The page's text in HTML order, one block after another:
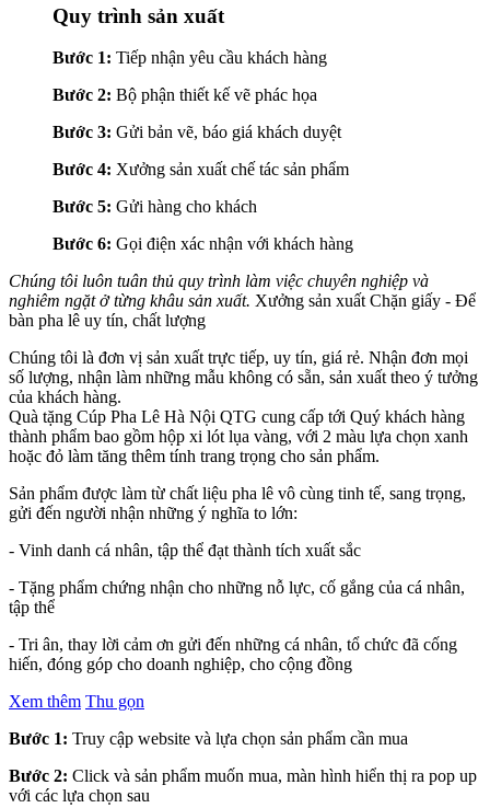
Quy trình sản xuất
Bước 1: Tiếp nhận yêu cầu khách hàng
Bước 2: Bộ phận thiết kế vẽ phác họa
Bước 3: Gửi bản vẽ, báo giá khách duyệt
Bước 4: Xưởng sản xuất chế tác sản phẩm
Bước 5: Gửi hàng cho khách
Bước 6: Gọi điện xác nhận với khách hàng
Chúng tôi luôn tuân thủ quy trình làm việc chuyên nghiệp và
nghiêm ngặt ở từng khâu sản xuất. Xưởng sản xuất Chặn giấy - Để
bàn pha lê uy tín, chất lượng
Chúng tôi là đơn vị sản xuất trực tiếp, uy tín, giá rẻ. Nhận đơn mọi
số lượng, nhận làm những mẫu không có sẵn, sản xuất theo ý tưởng
của khách hàng.
Quà tặng Cúp Pha Lê Hà Nội QTG cung cấp tới Quý khách hàng
thành phẩm bao gồm hộp xi lót lụa vàng, với 2 màu lựa chọn xanh
hoặc đỏ làm tăng thêm tính trang trọng cho sản phẩm.
Sản phẩm được làm từ chất liệu pha lê vô cùng tinh tế, sang trọng,
gửi đến người nhận những ý nghĩa to lớn:
- Vinh danh cá nhân, tập thể đạt thành tích xuất sắc
- Tặng phẩm chứng nhận cho những nỗ lực, cố gắng của cá nhân,
tập thể
- Tri ân, thay lời cảm ơn gửi đến những cá nhân, tổ chức đã cống
hiến, đóng góp cho doanh nghiệp, cho cộng đồng
Xem thêm Thu gọn
Bước 1: Truy cập website và lựa chọn sản phẩm cần mua
Bước 2: Click và sản phẩm muốn mua, màn hình hiển thị ra pop up
với các lựa chọn sau